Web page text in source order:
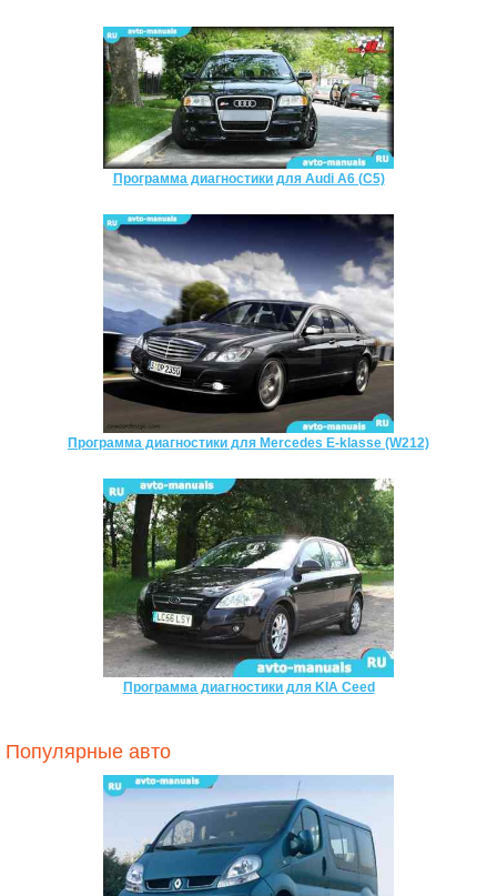
Программа диагностики для Audi A6 (C5)
Программа диагностики для Mercedes E-klasse (W212)
Программа диагностики для KIA Ceed
Популярные авто